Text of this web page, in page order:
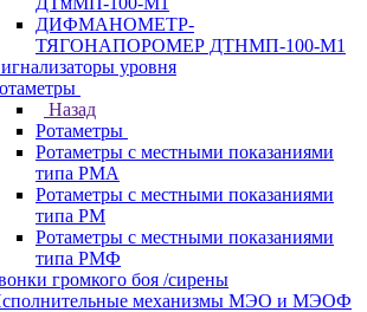
ДИФМАНОМЕТР-
ТЯГОНАПОРОМЕР ДТНМП-100-М1
уровня
Назад
Ротаметры
Ротаметры с местными показаниями
типа РМА
Ротаметры с местными показаниями
типа РМ
Ротаметры с местными показаниями
типа РМФ
громкого боя /сирены
механизмы МЭО и МЭОФ